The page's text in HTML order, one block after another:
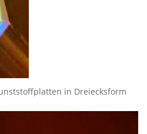
in Dreiecksform